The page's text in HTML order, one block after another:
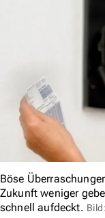
Böse
Zukunft weniger
schnell aufdeckt.